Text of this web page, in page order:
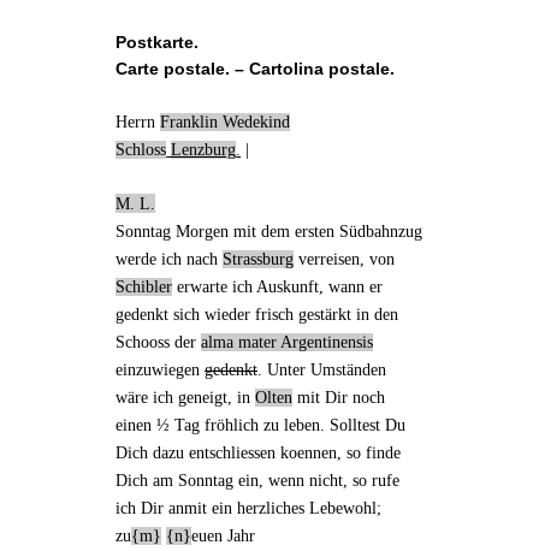
Postkarte.
Carte postale. – Cartolina postale.
HerrnFranklin Wedekind
Schloss Lenzburg
M. L.
Sonntag Morgen mit demersten Südbahnzug
werde ich nach Strassburg verreisen,von
Schibler erwarte ich Auskunft, wann er
gedenkt sich wieder frisch gestärkt in den
Schooss deralma mater Argentinensis
einzuwiegengedenkt. Unter Umständen
wäre ich geneigt,inOlten mit Dir noch
einen ½ Tag fröhlich zu leben. Solltest Du
Dich dazu entschliessen koennen, so finde
Dich am Sonntag ein, wenn nicht, so rufe
ich Diranmit ein herzliches Lebewohl;
zu m n euen Jahr